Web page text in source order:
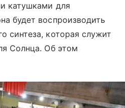
катушками для
будет воспроизводить
синтеза, которая служит
Солнца. Об этом